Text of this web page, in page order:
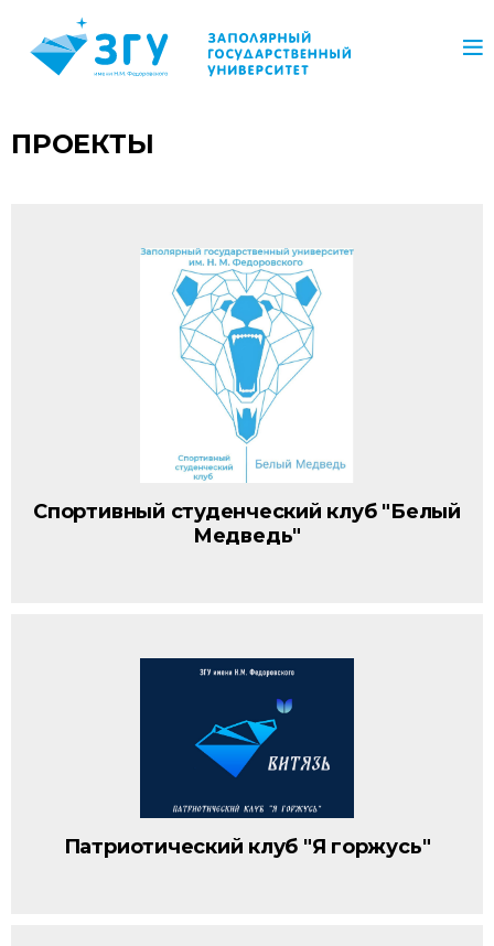
ПРОЕКТЫ
Спортивный студенческий клуб "Белый
Медведь"
Патриотический клуб "Я горжусь"